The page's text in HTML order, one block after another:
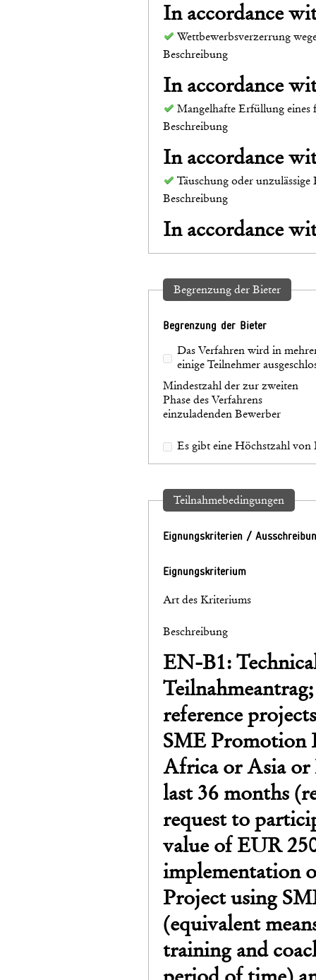
In accordance
Wettbewerbsverzerrung
Beschreibung
In accordance
Mangelhafte Erfüllung
Beschreibung
In accordance
Täuschung oder unzulässige
Beschreibung
In accordance
Begrenzung der Bieter
Begrenzung der Bieter
Das Verfahren wird in
einige Teilnehmer
Mindestzahl der zur zweiten
Phase des Verfahrens
einzuladenden Bewerber
Es gibt eine Höchstzahl von
Teilnahmebedingungen
Eignungskriterien /
Eignungskriterium
Art des Kriteriums
Beschreibung
EN-B1:
reference
SME Promotion
Africa or Asia or
last 36 months
request to
value of EUR
implementation
Project using
(equivalent
training and